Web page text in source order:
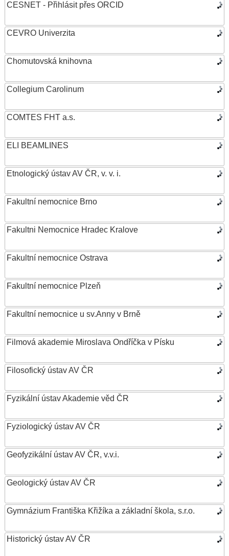
CESNET - Přihlásit přes ORCID
CEVRO Univerzita
Chomutovská knihovna
Collegium Carolinum
COMTES FHT a.s.
ELI BEAMLINES
Etnologický ústav AV ČR, v. v. i.
Fakultní nemocnice Brno
Fakultni Nemocnice Hradec Kralove
Fakultní nemocnice Ostrava
Fakultní nemocnice Plzeň
Fakultní nemocnice u sv.Anny v Brně
Filmová akademie Miroslava Ondříčka v Písku
Filosofický ústav AV ČR
Fyzikální ústav Akademie věd ČR
Fyziologický ústav AV ČR
Geofyzikální ústav AV ČR, v.v.i.
Geologický ústav AV ČR
Gymnázium Františka Křižíka a základní škola, s.r.o.
Historický ústav AV ČR